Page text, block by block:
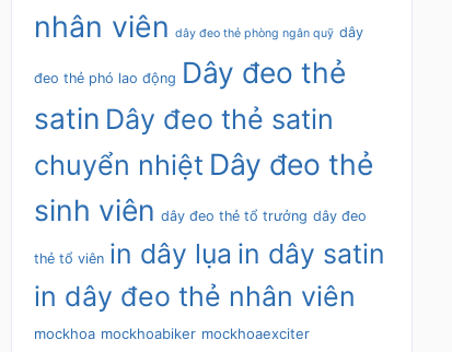
nhân viên dây đeo thẻ phòng ngân quỹ dây
đeo thẻ phó lao động Dây đeo thẻ
satin Dây đeo thẻ satin
chuyển nhiệt Dây đeo thẻ
sinh viên dây đeo thẻ tổ trưởng dây đeo
thẻ tổ viên in dây lụa in dây satin
in dây đeo thẻ nhân viên
mockhoa mockhoabiker mockhoaexciter